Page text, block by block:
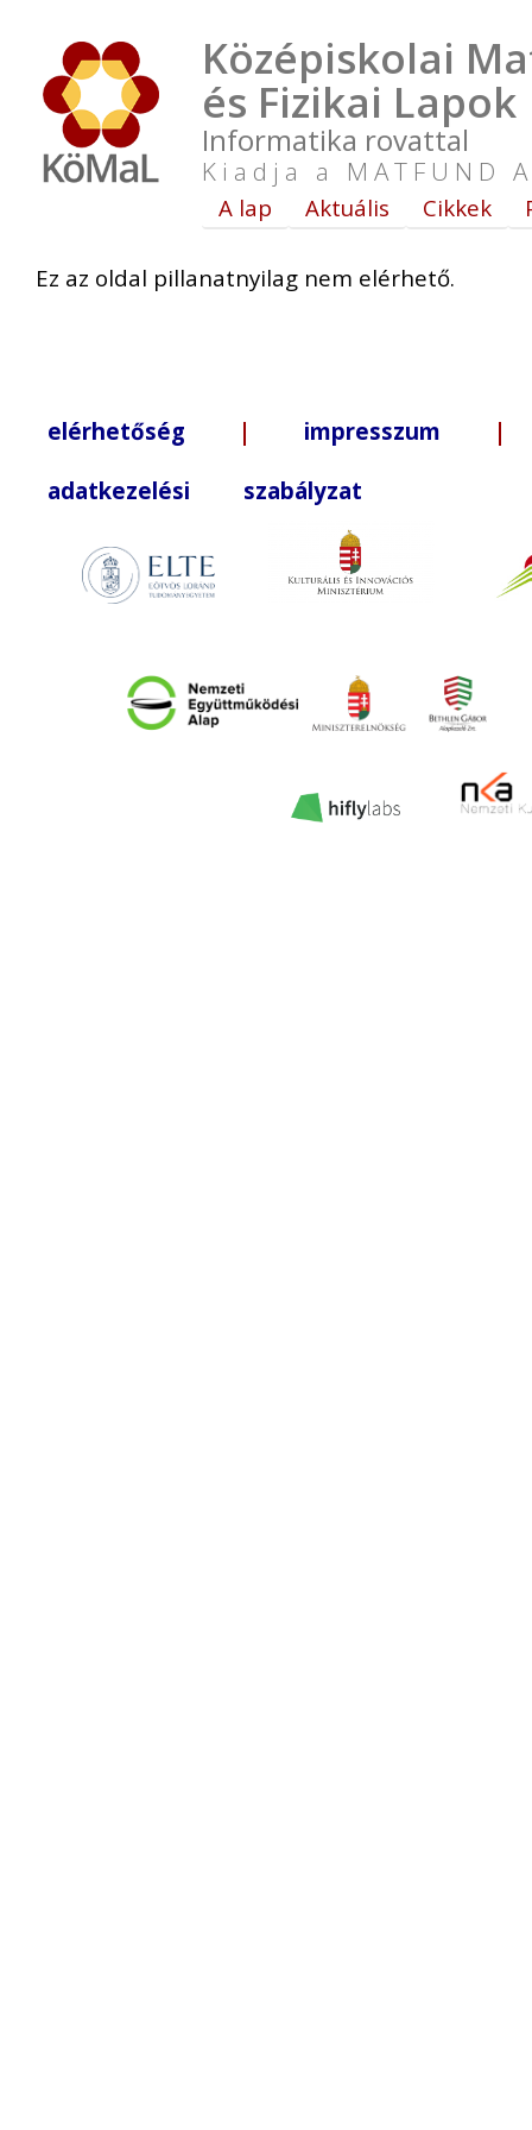
Középiskolai
és Fizikai Lapok
Informatika rovattal
Kiadja a MATFUND
A lap Aktuális Cikkek
Ez az oldal pillanatnyilag nem elérhető.
elérhetőség | impresszum |
adatkezelési szabályzat